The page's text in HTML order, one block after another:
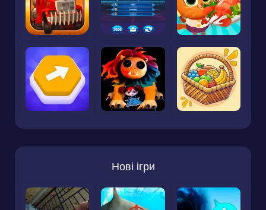
Нові ігри